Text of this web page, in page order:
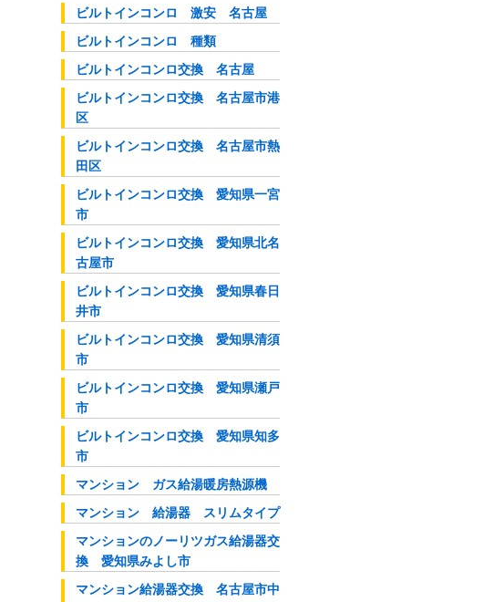
ビルトインコンロ 激安 名古屋
ビルトインコンロ 種類
ビルトインコンロ交換 名古屋
ビルトインコンロ交換 名古屋市港
区
ビルトインコンロ交換 名古屋市熱
田区
ビルトインコンロ交換 愛知県一宮
市
ビルトインコンロ交換 愛知県北名
古屋市
ビルトインコンロ交換 愛知県春日
井市
ビルトインコンロ交換 愛知県清須
市
ビルトインコンロ交換 愛知県瀬戸
市
ビルトインコンロ交換 愛知県知多
市
マンション ガス給湯暖房熱源機
マンション 給湯器 スリムタイプ
マンションのノーリツガス給湯器交
換 愛知県みよし市
マンション給湯器交換 名古屋市中